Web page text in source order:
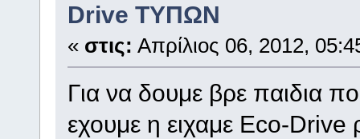
Drive ΤΥΠΩΝ
« στις: Απρίλιος 06, 2012,
Για να δουμε βρε παιδια
εχουμε η ειχαμε Eco-Drive